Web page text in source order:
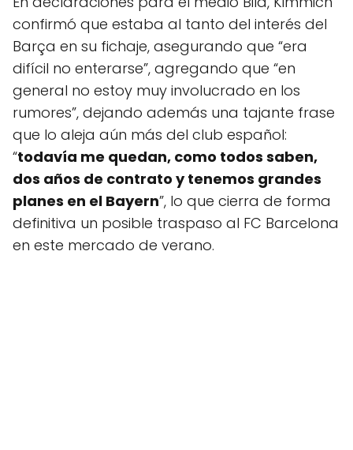
confirmó que estaba al tanto del interés del
Barça en su fichaje, asegurando que “era
difícil no enterarse”, agregando que “en
general no estoy muy involucrado en los
rumores”, dejando además una tajante frase
que lo aleja aún más del club español:
“todavía me quedan, como todos saben,
dos años de contrato y tenemos grandes
planes en el Bayern”, lo que cierra de forma
definitiva un posible traspaso al FC Barcelona
en este mercado de verano.